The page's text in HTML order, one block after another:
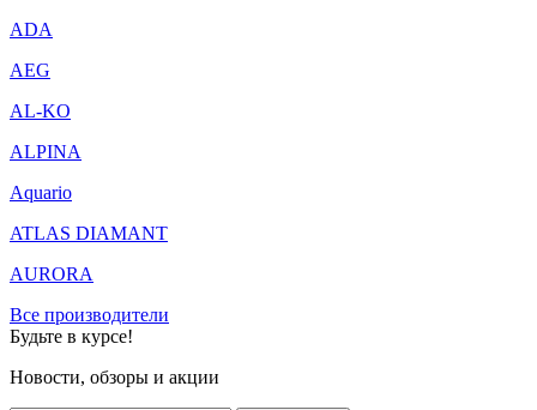
ADA
AEG
AL-KO
ALPINA
Aquario
ATLAS DIAMANT
AURORA
Все производители
Будьте в курсе!
Новости, обзоры и акции